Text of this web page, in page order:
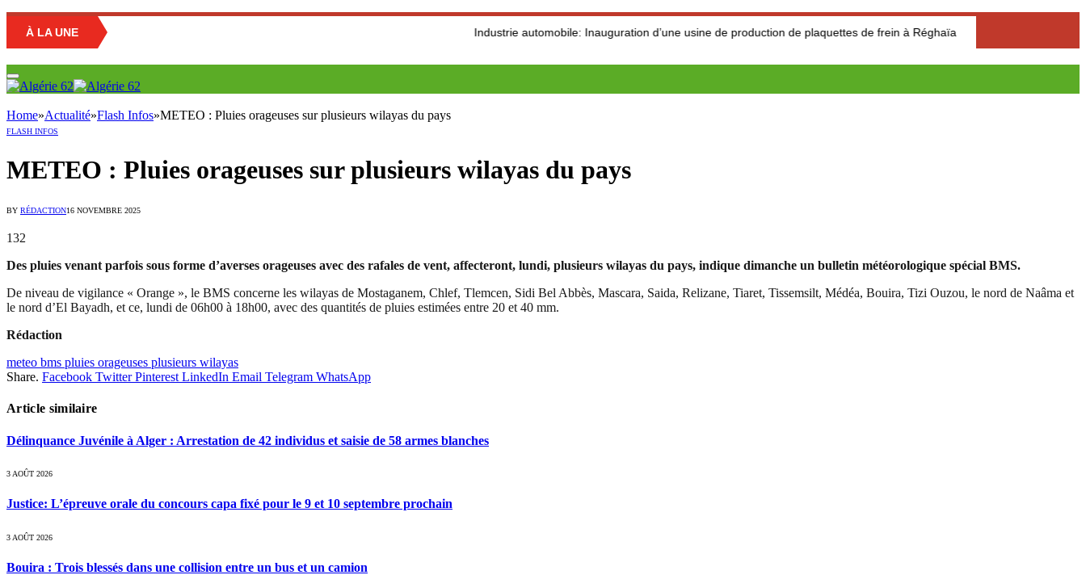
À LA UNE Industrie automobile: Inauguration d’une usine de production de plaquettes de frein à Réghaïa Pétrole : Le prix du baril
Home»Actualité»Flash Infos»METEO : Pluies orageuses sur plusieurs wilayas du pays
FLASH INFOS
METEO : Pluies orageuses sur plusieurs wilayas du pays
BY RÉDACTION16 NOVEMBRE 2025
132
Des pluies venant parfois sous forme d’averses orageuses avec des rafales de vent, affecteront, lundi, plusieurs wilayas du pays, indique dimanche un bulletin météorologique spécial BMS.
De niveau de vigilance « Orange », le BMS concerne les wilayas de Mostaganem, Chlef, Tlemcen, Sidi Bel Abbès, Mascara, Saida, Relizane, Tiaret, Tissemsilt, Médéa, Bouira, Tizi Ouzou, le nord de Naâma et
le nord d’El Bayadh, et ce, lundi de 06h00 à 18h00, avec des quantités de pluies estimées entre 20 et 40 mm.
Rédaction
meteo bms pluies orageuses plusieurs wilayas
Share. Facebook Twitter Pinterest LinkedIn Email Telegram WhatsApp
Article similaire
Délinquance Juvénile à Alger : Arrestation de 42 individus et saisie de 58 armes blanches
3 AOÛT 2026
Justice: L’épreuve orale du concours capa fixé pour le 9 et 10 septembre prochain
3 AOÛT 2026
Bouira : Trois blessés dans une collision entre un bus et un camion